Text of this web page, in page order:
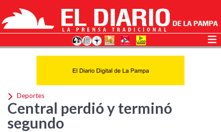
Deportes
Central perdió y terminó
segundo